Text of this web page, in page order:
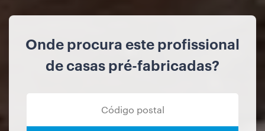
Onde procura este profissional
de casas pré-fabricadas?